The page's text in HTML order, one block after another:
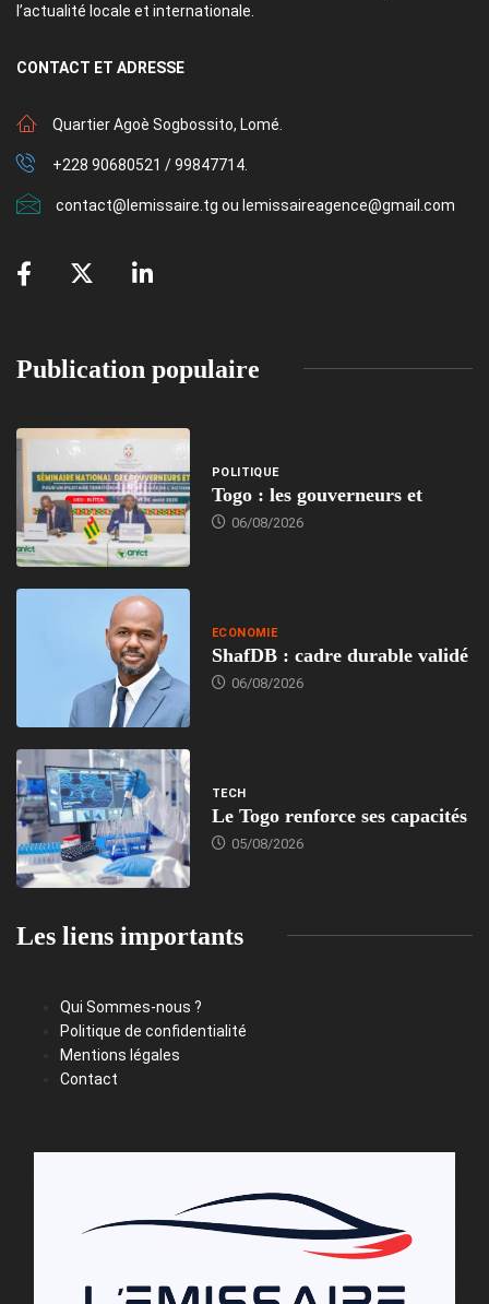
l’actualité locale et internationale.
CONTACT ET ADRESSE
Quartier Agoè Sogbossito, Lomé.
+228 90680521 / 99847714.
contact@lemissaire.tg ou lemissaireagence@gmail.com
Publication populaire
POLITIQUE
Togo : les gouverneurs et
06/08/2026
ECONOMIE
ShafDB : cadre durable validé
06/08/2026
TECH
Le Togo renforce ses capacités
05/08/2026
Les liens importants
Qui Sommes-nous ?
Politique de confidentialité
Mentions légales
Contact